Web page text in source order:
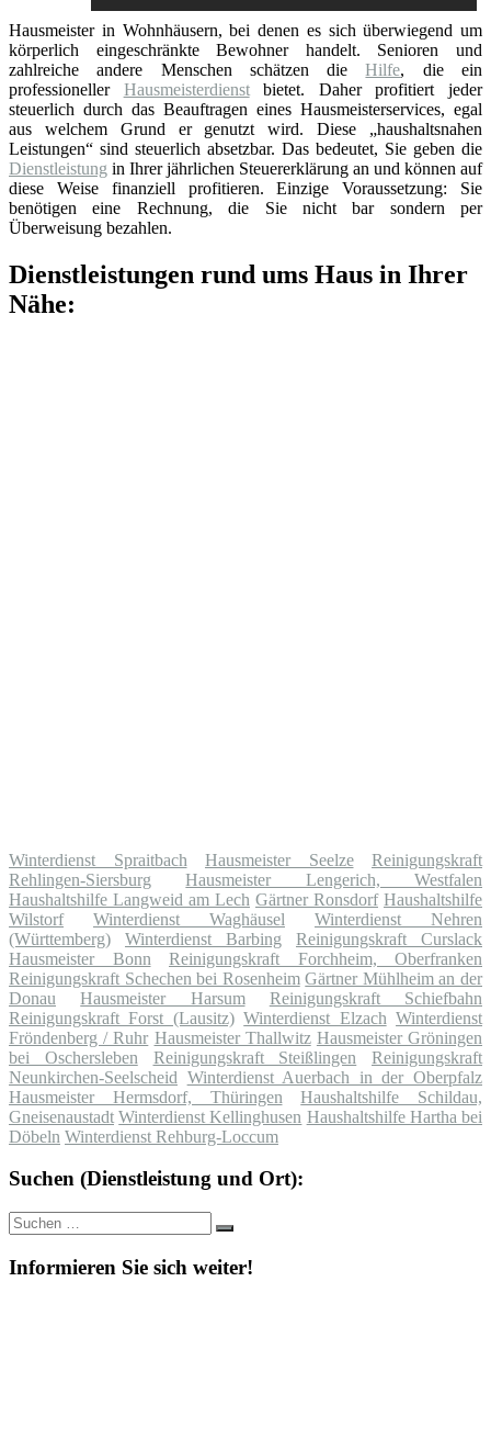
Hausmeister in Wohnhäusern, bei denen es sich überwiegend um
körperlich eingeschränkte Bewohner handelt. Senioren und
zahlreiche andere Menschen schätzen dieHilfe, die ein
professioneller Hausmeisterdienstbietet. Daher profitiert jeder
steuerlich durch das Beauftragen eines Hausmeisterservices, egal
aus welchem Grund er genutzt wird. Diese „haushaltsnahen
Leistungen“ sind steuerlich absetzbar. Das bedeutet, Sie geben die
Dienstleistung in Ihrer jährlichen Steuererklärung an und können auf
diese Weise finanziell profitieren. Einzige Voraussetzung: Sie
benötigen eine Rechnung, die Sie nicht bar sondern per
Überweisung bezahlen.
Dienstleistungen rund ums Haus in Ihrer
Nähe:
Winterdienst Spraitbach Hausmeister Seelze
Reinigungskraft
Rehlingen-Siersburg
Hausmeister Lengerich, Westfalen
Haushaltshilfe Langweid am Lech Gärtner Ronsdorf Haushaltshilfe
Wilstorf
Winterdienst Waghäusel
Winterdienst Nehren
(Württemberg)
Winterdienst Barbing
Reinigungskraft Curslack
Hausmeister Bonn
Reinigungskraft Forchheim, Oberfranken
Reinigungskraft Schechen bei Rosenheim Gärtner Mühlheim an der
Donau
Hausmeister Harsum
Reinigungskraft Schiefbahn
Reinigungskraft Forst (Lausitz) Winterdienst Elzach Winterdienst
Fröndenberg / Ruhr Hausmeister Thallwitz Hausmeister Gröningen
bei Oschersleben
Reinigungskraft Steißlingen
Reinigungskraft
Neunkirchen-Seelscheid Winterdienst Auerbach in der Oberpfalz
Hausmeister Hermsdorf, Thüringen
Haushaltshilfe Schildau,
Gneisenaustadt Winterdienst Kellinghusen Haushaltshilfe Hartha bei
Döbeln Winterdienst Rehburg-Loccum
Suchen (Dienstleistung und Ort):
Suche
nach:
Suchen
Informieren Sie sich weiter!